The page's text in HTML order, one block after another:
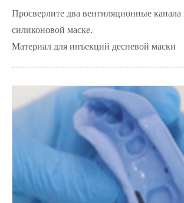
Просверлите два вентиляционные канала
силиконовой маске.
Материал для инъекций десневой маски